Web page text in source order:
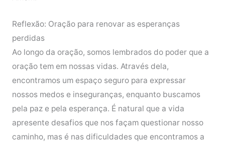
Reflexão: Oração para renovar as esperanças
perdidas
Ao longo da oração, somos lembrados do poder que a
oração tem em nossas vidas. Através dela,
encontramos um espaço seguro para expressar
nossos medos e inseguranças, enquanto buscamos
pela paz e pela esperança. É natural que a vida
apresente desafios que nos façam questionar nosso
caminho, mas é nas dificuldades que encontramos a